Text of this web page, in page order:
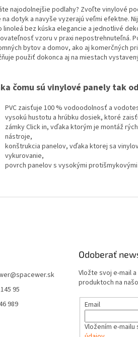
najodolnejšie podlahy? Zvoľte vinylové
dotyk a navyše vyzerajú veľmi efektne.
linoleá bez kúska elegancie a jednotlivé
vzoru v praxi nepostrehnuteľná.
bytov a domov, ako aj komerčných
použiť dokonca aj na miestach
čomu sú vinylové panely tak
PVC zaisťuje 100 % vodoodolnosť a
vysokú hustotu a hrúbku dosiek, ktoré
zámky Click in, vďaka ktorým je montáž
nástroje,
konštrukcia panelov, vďaka ktorej sa
vykurovanie,
povrch panelov s vysokými
@spacewer.sk
95
989
Odoberať
Vložte svoj e-mail
produktoch na
Email
Vložením e-mailu